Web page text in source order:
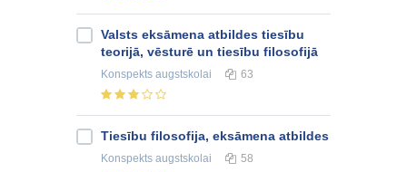
Valsts eksāmena atbildes tiesību
teorijā, vēsturē un tiesību filosofijā
Konspekts augstskolai 63
Tiesību filosofija, eksāmena atbildes
Konspekts augstskolai 58